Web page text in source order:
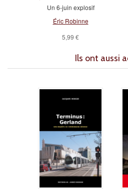
Un 6-juin explosif
Éric Robinne
5,99 €
Ils ont aussi